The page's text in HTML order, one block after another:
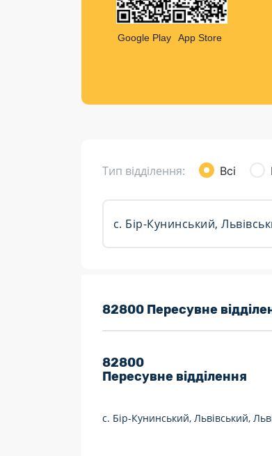
Листи та листівки
Кур’єрська доставка
Google Play App Store
Тип відділення: Всі
7 днів на тиждень
Працюють після 19:00
Працюють у вихідні
82800 Пересувне
82800
Пересувне відділення
с. Бір-Кунинський, Львівський,